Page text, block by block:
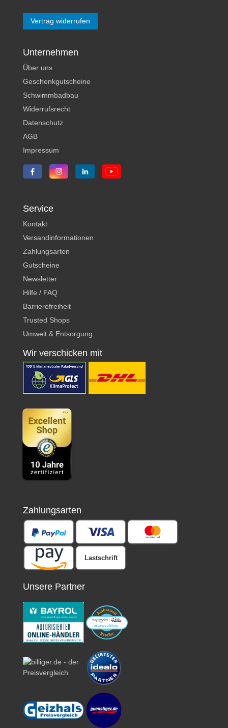
Vertrag widerrufen
Unternehmen
Über uns
Geschenkgutscheine
Schwimmbadbau
Widerrufsrecht
Datenschutz
AGB
Impressum
Service
Kontakt
Versandinformationen
Zahlungsarten
Gutscheine
Newsletter
Hilfe / FAQ
Barrierefreiheit
Trusted Shops
Umwelt & Entsorgung
Wir verschicken mit
Zahlungsarten
Lastschrift
Unsere Partner